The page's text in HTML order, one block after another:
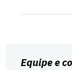
Equipe e